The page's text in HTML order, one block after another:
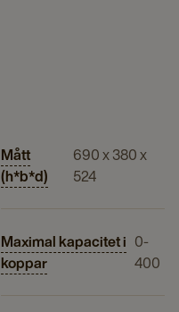
Mått
(h*b*d)
690 x 380 x
524
Maximal kapacitet i
koppar
0-
400